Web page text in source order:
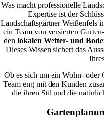
Was macht professionelle
Expertise ist der
Landschaftsgärtner Weißenfels
ein Team von versierten
den lokalen Wetter- und
Dieses Wissen sichert das
Ob es sich um ein Wohn- oder
Team eng mit den Kunden
die ihren Stil und die